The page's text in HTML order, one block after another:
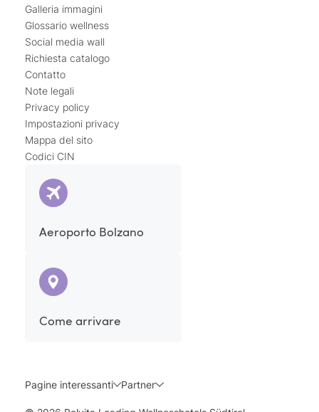
Galleria immagini
Glossario wellness
Social media wall
Richiesta catalogo
Contatto
Note legali
Privacy policy
Impostazioni privacy
Mappa del sito
Codici CIN
Aeroporto Bolzano
Come arrivare
Pagine interessanti Partner